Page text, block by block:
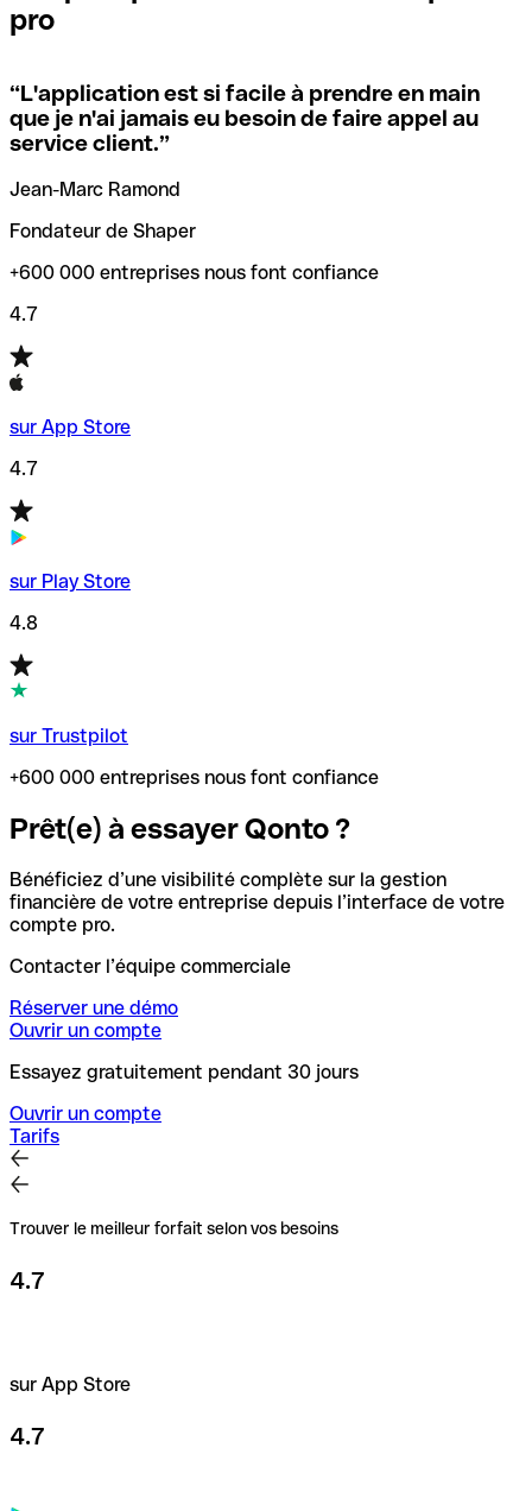
locales.
Si vous n'êtes pas sûr du code SWIFT que vous devriez
utiliser, nous avons développé un outil de recherche de
codes SWIFT par nom de banque.
vérification/recherche de codes SWIFT. Ainsi, vous pouvez
trouver et vérifier vos codes SWIFT avant de réaliser vos
transferts d’argent.
pro
“L'application est si facile à prendre en main
que je n'ai jamais eu besoin de faire appel au
service client.”
Jean-Marc Ramond
Fondateur de Shaper
+600 000 entreprises nous font confiance
4.7
sur App Store
4.7
sur Play Store
4.8
sur Trustpilot
+600 000 entreprises nous font confiance
Prêt(e) à essayer Qonto ?
Bénéficiez d’une visibilité complète sur la gestion
financière de votre entreprise depuis l’interface de votre
compte pro.
Contacter l’équipe commerciale
Réserver une démo
Ouvrir un compte
Essayez gratuitement pendant 30 jours
Ouvrir un compte
Tarifs
Trouver le meilleur forfait selon vos besoins
4.7
sur App Store
4.7